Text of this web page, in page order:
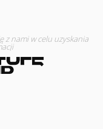
z nami w celu uzyskania